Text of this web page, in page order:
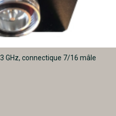
GHz, connectique 7/16 mâle